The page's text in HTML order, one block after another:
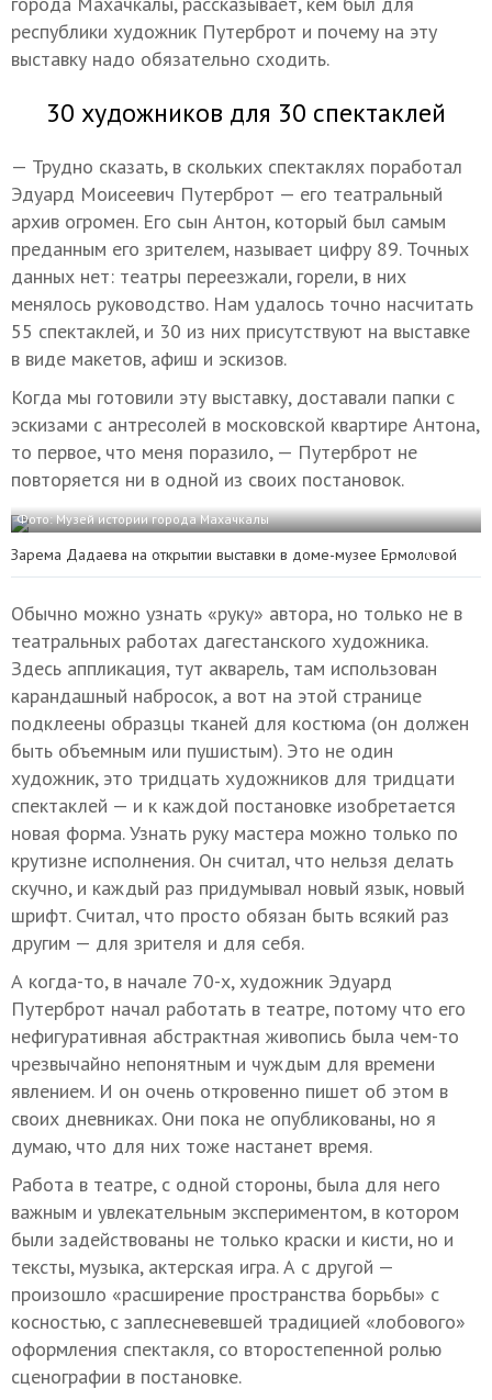
республики художник Путерброт и почему на эту
выставку надо обязательно сходить.
30 художников для 30 спектаклей
— Трудно сказать, в скольких спектаклях поработал
Эдуард Моисеевич Путерброт — его театральный
архив огромен. Его сын Антон, который был самым
преданным его зрителем, называет цифру 89. Точных
данных нет: театры переезжали, горели, в них
менялось руководство. Нам удалось точно насчитать
55 спектаклей, и 30 из них присутствуют на выставке
в виде макетов, афиш и эскизов.
Когда мы готовили эту выставку, доставали папки с
эскизами с антресолей в московской квартире Антона,
то первое, что меня поразило, — Путерброт не
повторяется ни в одной из своих постановок.
Фото: Музей истории города Махачкалы
Зарема Дадаева на открытии выставки в доме-музее Ермоловой
Обычно можно узнать «руку» автора, но только не в
театральных работах дагестанского художника.
Здесь аппликация, тут акварель, там использован
карандашный набросок, а вот на этой странице
подклеены образцы тканей для костюма (он должен
быть объемным или пушистым). Это не один
художник, это тридцать художников для тридцати
спектаклей — и к каждой постановке изобретается
новая форма. Узнать руку мастера можно только по
крутизне исполнения. Он считал, что нельзя делать
скучно, и каждый раз придумывал новый язык, новый
шрифт. Считал, что просто обязан быть всякий раз
другим — для зрителя и для себя.
А когда-то, в начале 70-х, художник Эдуард
Путерброт начал работать в театре, потому что его
нефигуративная абстрактная живопись была чем-то
чрезвычайно непонятным и чуждым для времени
явлением. И он очень откровенно пишет об этом в
своих дневниках. Они пока не опубликованы, но я
думаю, что для них тоже настанет время.
Работа в театре, с одной стороны, была для него
важным и увлекательным экспериментом, в котором
были задействованы не только краски и кисти, но и
тексты, музыка, актерская игра. А с другой —
произошло «расширение пространства борьбы» с
косностью, с заплесневевшей традицией «лобового»
оформления спектакля, со второстепенной ролью
сценографии в постановке.